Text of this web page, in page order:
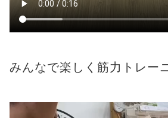
みんなで楽しく筋力トレー